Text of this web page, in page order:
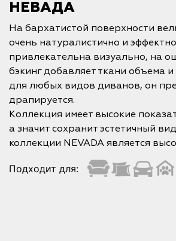
НЕВАДА
На бархатистой поверхности
очень натуралистично и
привлекательна визуально, на
бэкинг добавляет ткани объема
для любых видов диванов, он
драпируется.
Коллекция имеет высокие
а значит сохранит эстетичный
коллекции NEVADA является
Подходит для: